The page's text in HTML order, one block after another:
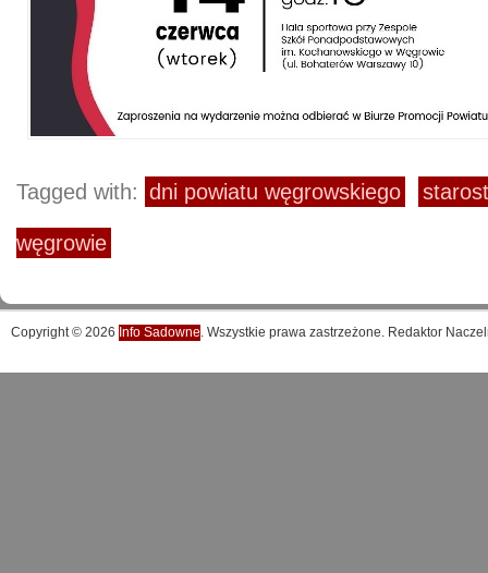
Tagged with: dni powiatu węgrowskiego
węgrowie
Copyright © 2026 Info Sadowne. Wszystkie prawa zastrzeżone. Redaktor